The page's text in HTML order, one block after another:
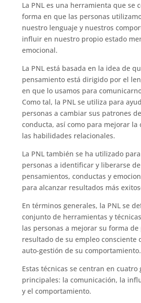
La PNL es una herramienta que se
forma en que las personas
nuestro lenguaje y nuestros
influir en nuestro propio estado
emocional.
La PNL está basada en la idea de
pensamiento está dirigido por el
en que lo usamos para
Como tal, la PNL se utiliza para
personas a cambiar sus patrones
conducta, así como para mejorar la
las habilidades relacionales.
La PNL también se ha utilizado
personas a identificar y liberarse
pensamientos, conductas y
para alcanzar resultados más
En términos generales, la PNL se
conjunto de herramientas y
las personas a mejorar su forma de
resultado de su empleo consciente
auto-gestión de su comportamiento.
Estas técnicas se centran en cuatro
principales: la comunicación, la
y el comportamiento.